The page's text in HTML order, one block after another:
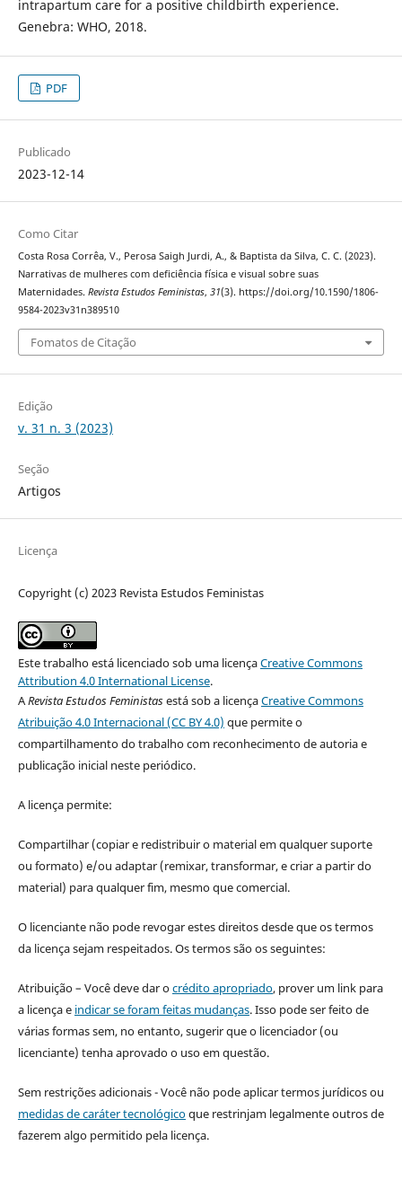
intrapartum care for a positive childbirth experience.
Genebra: WHO, 2018.
PDF
Publicado
2023-12-14
Como Citar
Costa Rosa Corrêa, V., Perosa Saigh Jurdi, A., & Baptista da Silva, C. C. (2023).
Narrativas de mulheres com deficiência física e visual sobre suas
Maternidades. Revista Estudos Feministas, 31(3). https://doi.org/10.1590/1806-
9584-2023v31n389510
Fomatos de Citação
Edição
v. 31 n. 3 (2023)
Seção
Artigos
Licença
Copyright (c) 2023 Revista Estudos Feministas
Este trabalho está licenciado sob uma licençaCreative Commons
Attribution 4.0 International License.
ARevista Estudos Feministasestá sob a licençaCreative Commons
Atribuição 4.0 Internacional (CC BY 4.0) que permite o
compartilhamento do trabalho com reconhecimento de autoria e
publicação inicial neste periódico.
A licença permite:
Compartilhar (copiar e redistribuir o material em qualquer suporte
ou formato) e/ou adaptar (remixar, transformar, e criar a partir do
material) para qualquer fim, mesmo que comercial.
O licenciante não pode revogar estes direitos desde que os termos
da licença sejam respeitados. Os termos são os seguintes:
Atribuição – Você deve dar ocrédito apropriado, prover um link para
a licença e indicar se foram feitas mudanças. Isso pode ser feito de
várias formas sem, no entanto, sugerir que o licenciador (ou
licenciante) tenha aprovado o uso em questão.
Sem restrições adicionais - Você não pode aplicar termos jurídicos ou
medidas de caráter tecnológicoque restrinjam legalmente outros de
fazerem algo permitido pela licença.